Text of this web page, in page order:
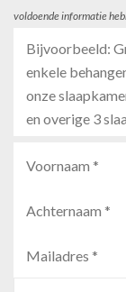
voldoende informatie